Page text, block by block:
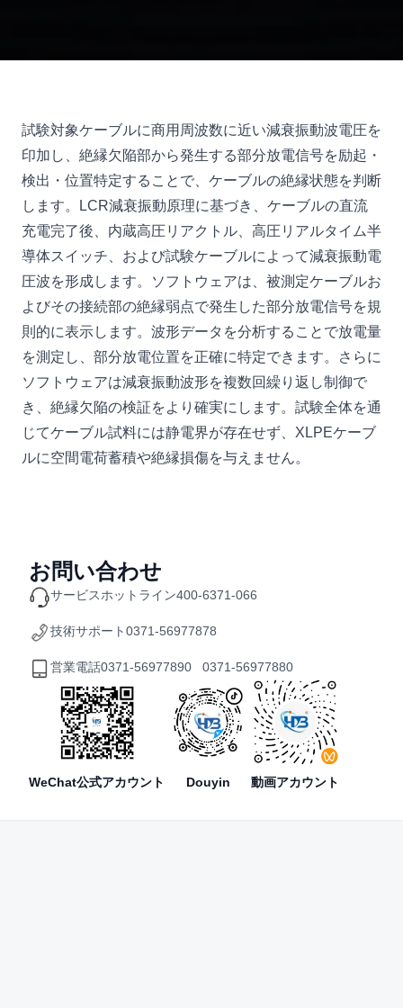
試験対象ケーブルに商用周波数に近い減衰振動波電圧を
印加し、絶縁欠陥部から発生する部分放電信号を励起・
検出・位置特定することで、ケーブルの絶縁状態を判断
します。LCR減衰振動原理に基づき、ケーブルの直流
充電完了後、内蔵高圧リアクトル、高圧リアルタイム半
導体スイッチ、および試験ケーブルによって減衰振動電
圧波を形成します。ソフトウェアは、被測定ケーブルお
よびその接続部の絶縁弱点で発生した部分放電信号を規
則的に表示します。波形データを分析することで放電量
を測定し、部分放電位置を正確に特定できます。さらに
ソフトウェアは減衰振動波形を複数回繰り返し制御で
き、絶縁欠陥の検証をより確実にします。試験全体を通
じてケーブル試料には静電界が存在せず、XLPEケーブ
ルに空間電荷蓄積や絶縁損傷を与えません。
お問い合わせ
サービスホットライン400-6371-066
技術サポート0371-56977878
営業電話0371-56977890 0371-56977880
WeChat公式アカウント Douyin 動画アカウント